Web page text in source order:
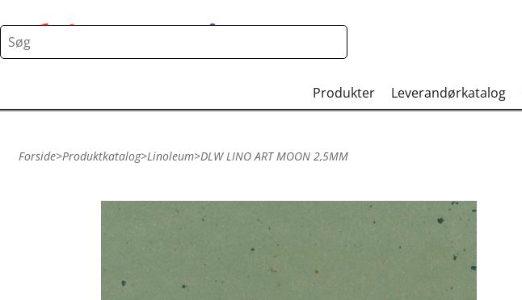
Produkter Leverandørkatalog
Forside>Produktkatalog>Linoleum>DLW LINO ART MOON 2,5MM